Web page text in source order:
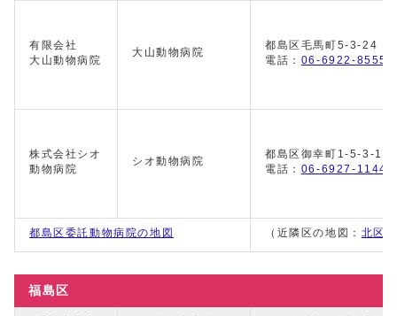
有限会社
大山動物病院
大山動物病院
都島区毛馬町5-3-24
電話： 06-6922-8555
株式会社シオ
動物病院
シオ動物病院
都島区御幸町1-5-3-101
電話： 06-6927-1144
都島区委託動物病院の地図 （近隣区の地図： 北区
福島区